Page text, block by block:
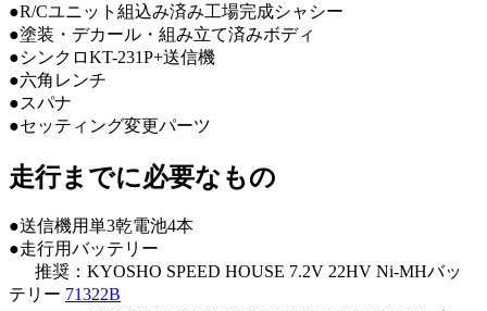
●R/Cユニット組込み済み工場完成シャシー
●塗装・デカール・組み立て済みボディ
●シンクロKT-231P+送信機
●六角レンチ
●スパナ
●セッティング変更パーツ
走行までに必要なもの
●送信機用単3乾電池4本
●走行用バッテリー
推奨：KYOSHO SPEED HOUSE 7.2V 22HV Ni-MHバッ
テリー 71322B